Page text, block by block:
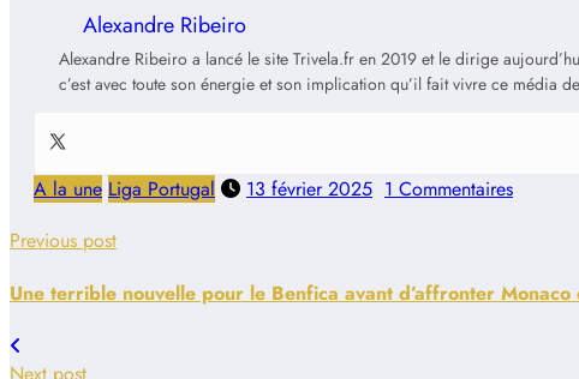
Alexandre Ribeiro
Alexandre Ribeiro a lancé le site Trivela.fr en 2019 et le dirige
c’est avec toute son énergie et son implication qu’il fait vivre ce média
A la une Liga Portugal 13 février 2025 1 Commentaires
Previous post
Une terrible nouvelle pour le Benfica avant d’affronter Monaco